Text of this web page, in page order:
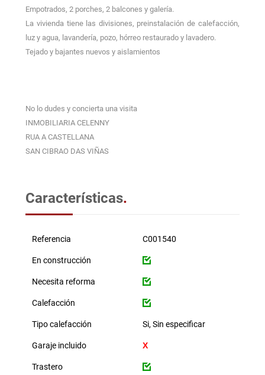
Empotrados, 2 porches, 2 balcones y galería.
La vivienda tiene las divisiones, preinstalación de calefacción,
luz y agua, lavandería, pozo, hórreo restaurado y lavadero.
Tejado y bajantes nuevos y aislamientos
No lo dudes y concierta una visita
INMOBILIARIA CELENNY
RUA A CASTELLANA
SAN CIBRAO DAS VIÑAS
Características.
Referencia C001540
En construcción
Necesita reforma
Calefacción
Tipo calefacción Si, Sin especificar
Garaje incluido
Trastero